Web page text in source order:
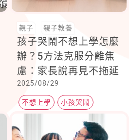
親子 親子教養
孩子哭鬧不想上學怎麼
辦？5方法克服分離焦
慮：家長說再見不拖延
2025/08/29
不想上學 小孩哭鬧